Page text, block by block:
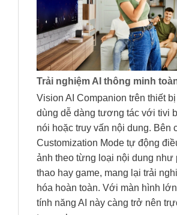
Trải nghiệm AI thông minh
Vision AI Companion trên thiết
dùng dễ dàng tương tác với tivi
nói hoặc truy vấn nội dung. Bên
Customization Mode tự động
ảnh theo từng loại nội dung như
thao hay game, mang lại trải
hóa hoàn toàn. Với màn hình
tính năng AI này càng trở nên